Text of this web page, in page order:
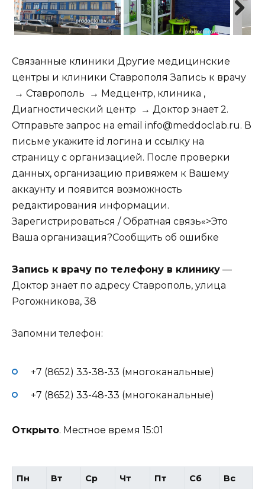
Next
Связанные клиники Другие медицинские
центры и клиники СтаврополяЗапись к врачу
→ Ставрополь → Медцентр, клиника ,
Диагностический центр
→ Доктор знает 2.
Отправьте запрос на email info@meddoclab.ru. В
письме укажите id логина и ссылку на
страницу с организацией. После проверки
данных, организацию привяжем к Вашему
аккаунту и появится возможность
редактирования информации.
Зарегистрироваться /Обратная связь«>Это
Ваша организация?Сообщить об ошибке
Запись к врачу по телефону в клинику —
Доктор знает по адресу Ставрополь, улица
Рогожникова, 38
Запомни телефон:
+7 (8652) 33-38-33 (многоканальные)
+7 (8652) 33-48-33 (многоканальные)
Открыто. Местное время 15:01
Пн Вт Ср Чт Пт Сб Вс